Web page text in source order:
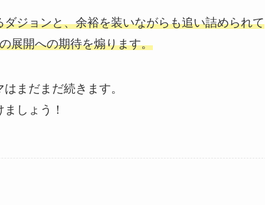
ジョンと、余裕を装いながらも追い詰められて
展開への期待を煽ります。
まだまだ続きます。
しょう！